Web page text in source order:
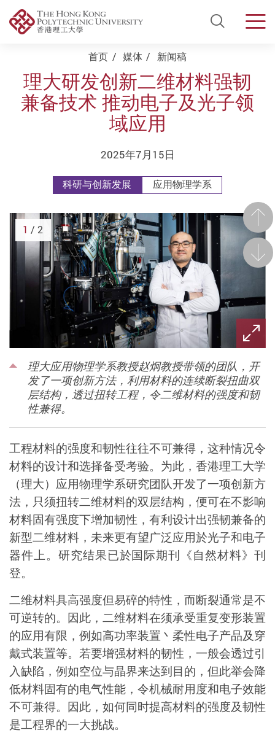
Open
Start main content首页 媒体 新闻稿
理大研发创新二维材料强韧
兼备技术 推动电子及光子领
域应用
2025年7月15日
科研与创新发展 应用物理学系
前
理大应用物理学系教授赵炯教授带领的团队，开
发了一项创新方法，利用材料的连续断裂扭曲双
层结构，透过扭转工程，令二维材料的强度和韧
性兼得。
后一
1 / 2
工程材料的强度和韧性往往不可兼得，这种情况令
材料的设计和选择备受考验。为此，香港理工大学
（理大）应用物理学系研究团队开发了一项创新方
法，只须扭转二维材料的双层结构，便可在不影响
材料固有强度下增加韧性，有利设计出强韧兼备的
新型二维材料，未来更有望广泛应用於光子和电子
器件上。研究结果已於国际期刊《自然材料》刊
登。
二维材料具高强度但易碎的特性， 而断裂通常是不
可逆转的。因此，二维材料在须承受重复变形装置
的应用有限，例如高功率装置丶柔性电子产品及穿
戴式装置等。若要增强材料的韧性，一般会透过引
入缺陷，例如空位与晶界来达到目的，但此举会降
低材料固有的电气性能，令机械耐用度和电子效能
不可兼得。 因此，如何同时提高材料的强度及韧性
是工程界的一大挑战。